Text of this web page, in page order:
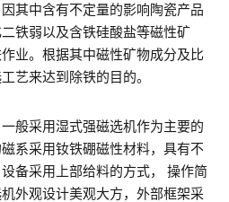
其中含有不定量的影响陶瓷产品
铁弱以及含铁硅酸盐等磁性矿
业。根据其中磁性矿物成分及比
艺来达到除铁的目的。
采用湿式强磁选机作为主要的
系采用钕铁硼磁性材料，具有不
备采用上部给料的方式， 操作简
外观设计美观大方，外部框架采